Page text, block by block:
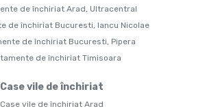
de închiriat Arad, Ultracentral
de închiriat Bucuresti, Iancu Nicolae
de închiriat Bucuresti, Pipera
de închiriat Timisoara
Case vile de închiriat
Case vile de închiriat Arad